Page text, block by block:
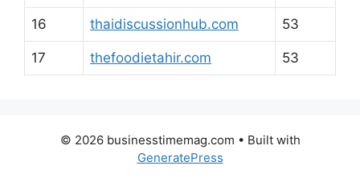
16 thaidiscussionhub.com 53
17 thefoodietahir.com 53
© 2026 businesstimemag.com • Built with
GeneratePress